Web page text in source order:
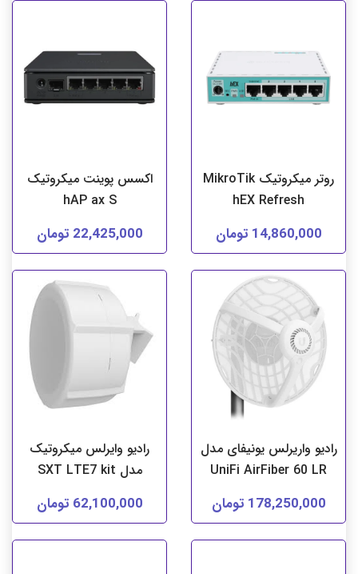
روتر میکروتیک MikroTik
hEX Refresh
14,860,000 تومان
اکسس پوینت میکروتیک
hAP ax S
22,425,000 تومان
رادیو واریرلس یونیفای مدل
UniFi AirFiber 60 LR
178,250,000 تومان
رادیو وایرلس میکروتیک
مدل SXT LTE7 kit
62,100,000 تومان